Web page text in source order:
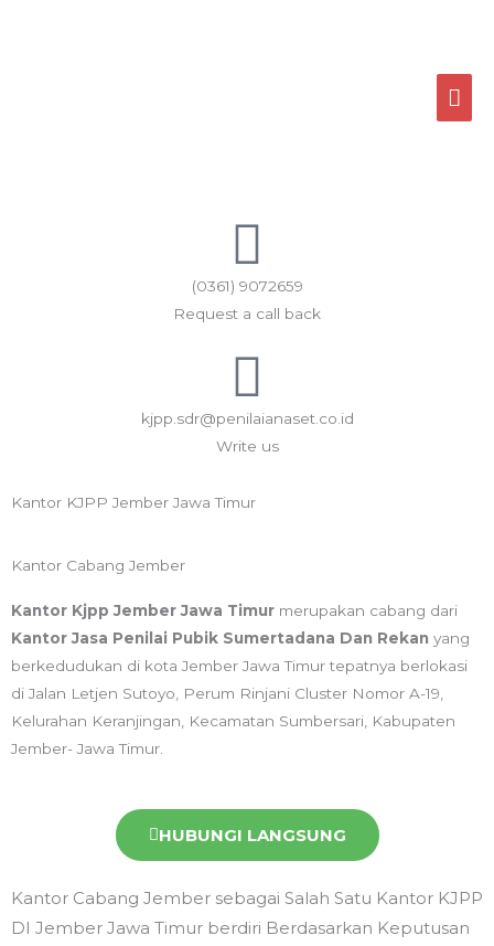
(0361) 9072659
Request a call back
kjpp.sdr@penilaianaset.co.id
Write us
Kantor KJPP Jember Jawa Timur
Kantor Cabang Jember
Kantor Kjpp Jember Jawa Timur merupakan cabang dari
Kantor Jasa Penilai Pubik Sumertadana Dan Rekan yang
berkedudukan di kota Jember Jawa Timur tepatnya berlokasi
di Jalan Letjen Sutoyo, Perum Rinjani Cluster Nomor A-19,
Kelurahan Keranjingan, Kecamatan Sumbersari, Kabupaten
Jember- Jawa Timur.
HUBUNGI LANGSUNG
Kantor Cabang Jember sebagai Salah Satu Kantor KJPP
DI Jember Jawa Timur berdiri Berdasarkan Keputusan